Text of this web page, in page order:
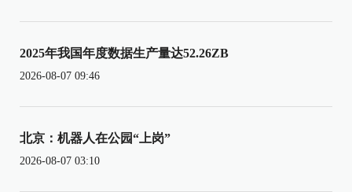
2025年我国年度数据生产量达52.26ZB
2026-08-07 09:46
北京：机器人在公园“上岗”
2026-08-07 03:10